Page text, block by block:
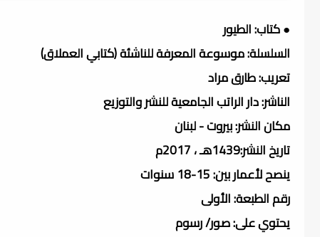
● كتاب: الطيور
السلسلة: موسوعة المعرفة للناشئة (كتابي العملاق)
تعريب: طارق مراد
الناشر: دار الراتب الجامعية للنشر والتوزيع
مكان النشر: بيروت - لبنان
تاريخ النشر:1439هـ ، 2017م
ينصح لأعمار بين: 15-18 سنوات
رقم الطبعة: الأولى
يحتوي على: صور/ رسوم